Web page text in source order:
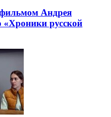
Андрея
«Хроники русской